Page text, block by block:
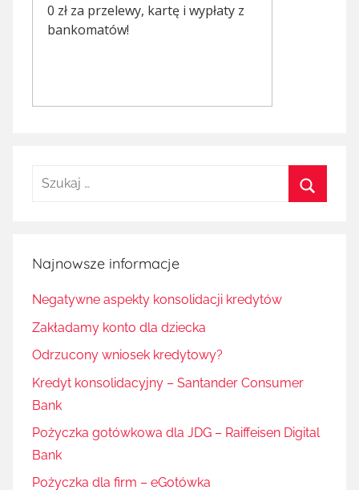
Szukaj:
Najnowsze informacje
Negatywne aspekty konsolidacji kredytów
Zakładamy konto dla dziecka
Odrzucony wniosek kredytowy?
Kredyt konsolidacyjny – Santander Consumer
Bank
Pożyczka gotówkowa dla JDG – Raiffeisen Digital
Bank
Pożyczka dla firm – eGotówka